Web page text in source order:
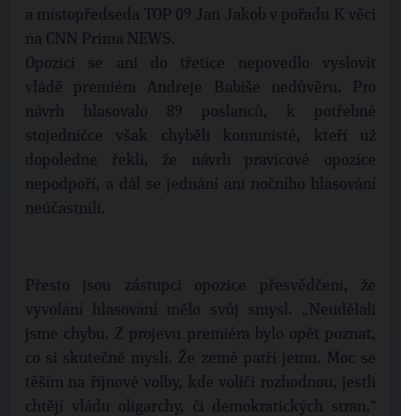
a místopředseda TOP 09 Jan Jakob v pořadu K věci
na CNN Prima NEWS.
Opozici se ani do třetice nepovedlo vyslovit
vládě premiéra Andreje Babiše nedůvěru. Pro
návrh hlasovalo 89 poslanců, k potřebné
stojedničce však chyběli komunisté, kteří už
dopoledne řekli, že návrh pravicové opozice
nepodpoří, a dál se jednání ani nočního hlasování
neúčastnili.
Přesto jsou zástupci opozice přesvědčeni, že
vyvolání hlasování mělo svůj smysl. „Neudělali
jsme chybu. Z projevu premiéra bylo opět poznat,
co si skutečně myslí. Že země patří jemu. Moc se
těším na říjnové volby, kde voliči rozhodnou, jestli
chtějí vládu oligarchy, či demokratických stran,“